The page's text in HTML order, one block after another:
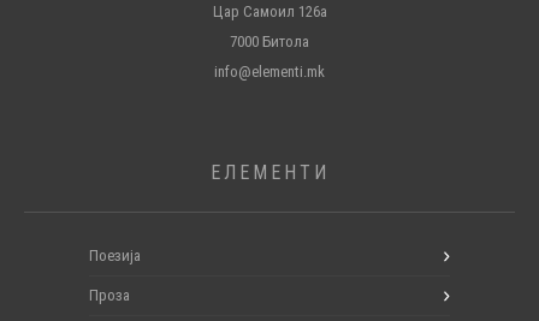
Цар Самоил 126а
7000 Битола
info@elementi.mk
ЕЛЕМЕНТИ
Поезија
Проза